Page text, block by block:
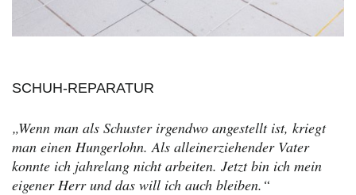
SCHUH-REPARATUR
„Wenn man als Schuster irgendwo angestellt ist, kriegt
man einen Hungerlohn. Als alleinerziehender Vater
konnte ich jahrelang nicht arbeiten. Jetzt bin ich mein
eigener Herr und das will ich auch bleiben.“